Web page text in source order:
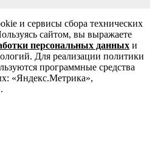
и сервисы сбора технических
сайтом, вы выражаете
персональных данных и
Для реализации политики
программные средства
«Яндекс.Метрика»,